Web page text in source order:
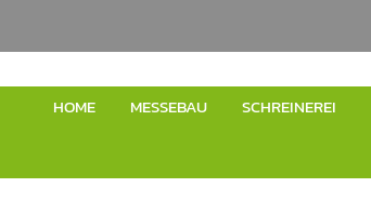
HOME MESSEBAU SCHREINEREI